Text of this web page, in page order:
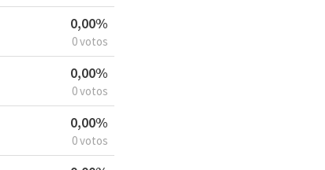
0,00%
0 votos
0,00%
0 votos
0,00%
0 votos